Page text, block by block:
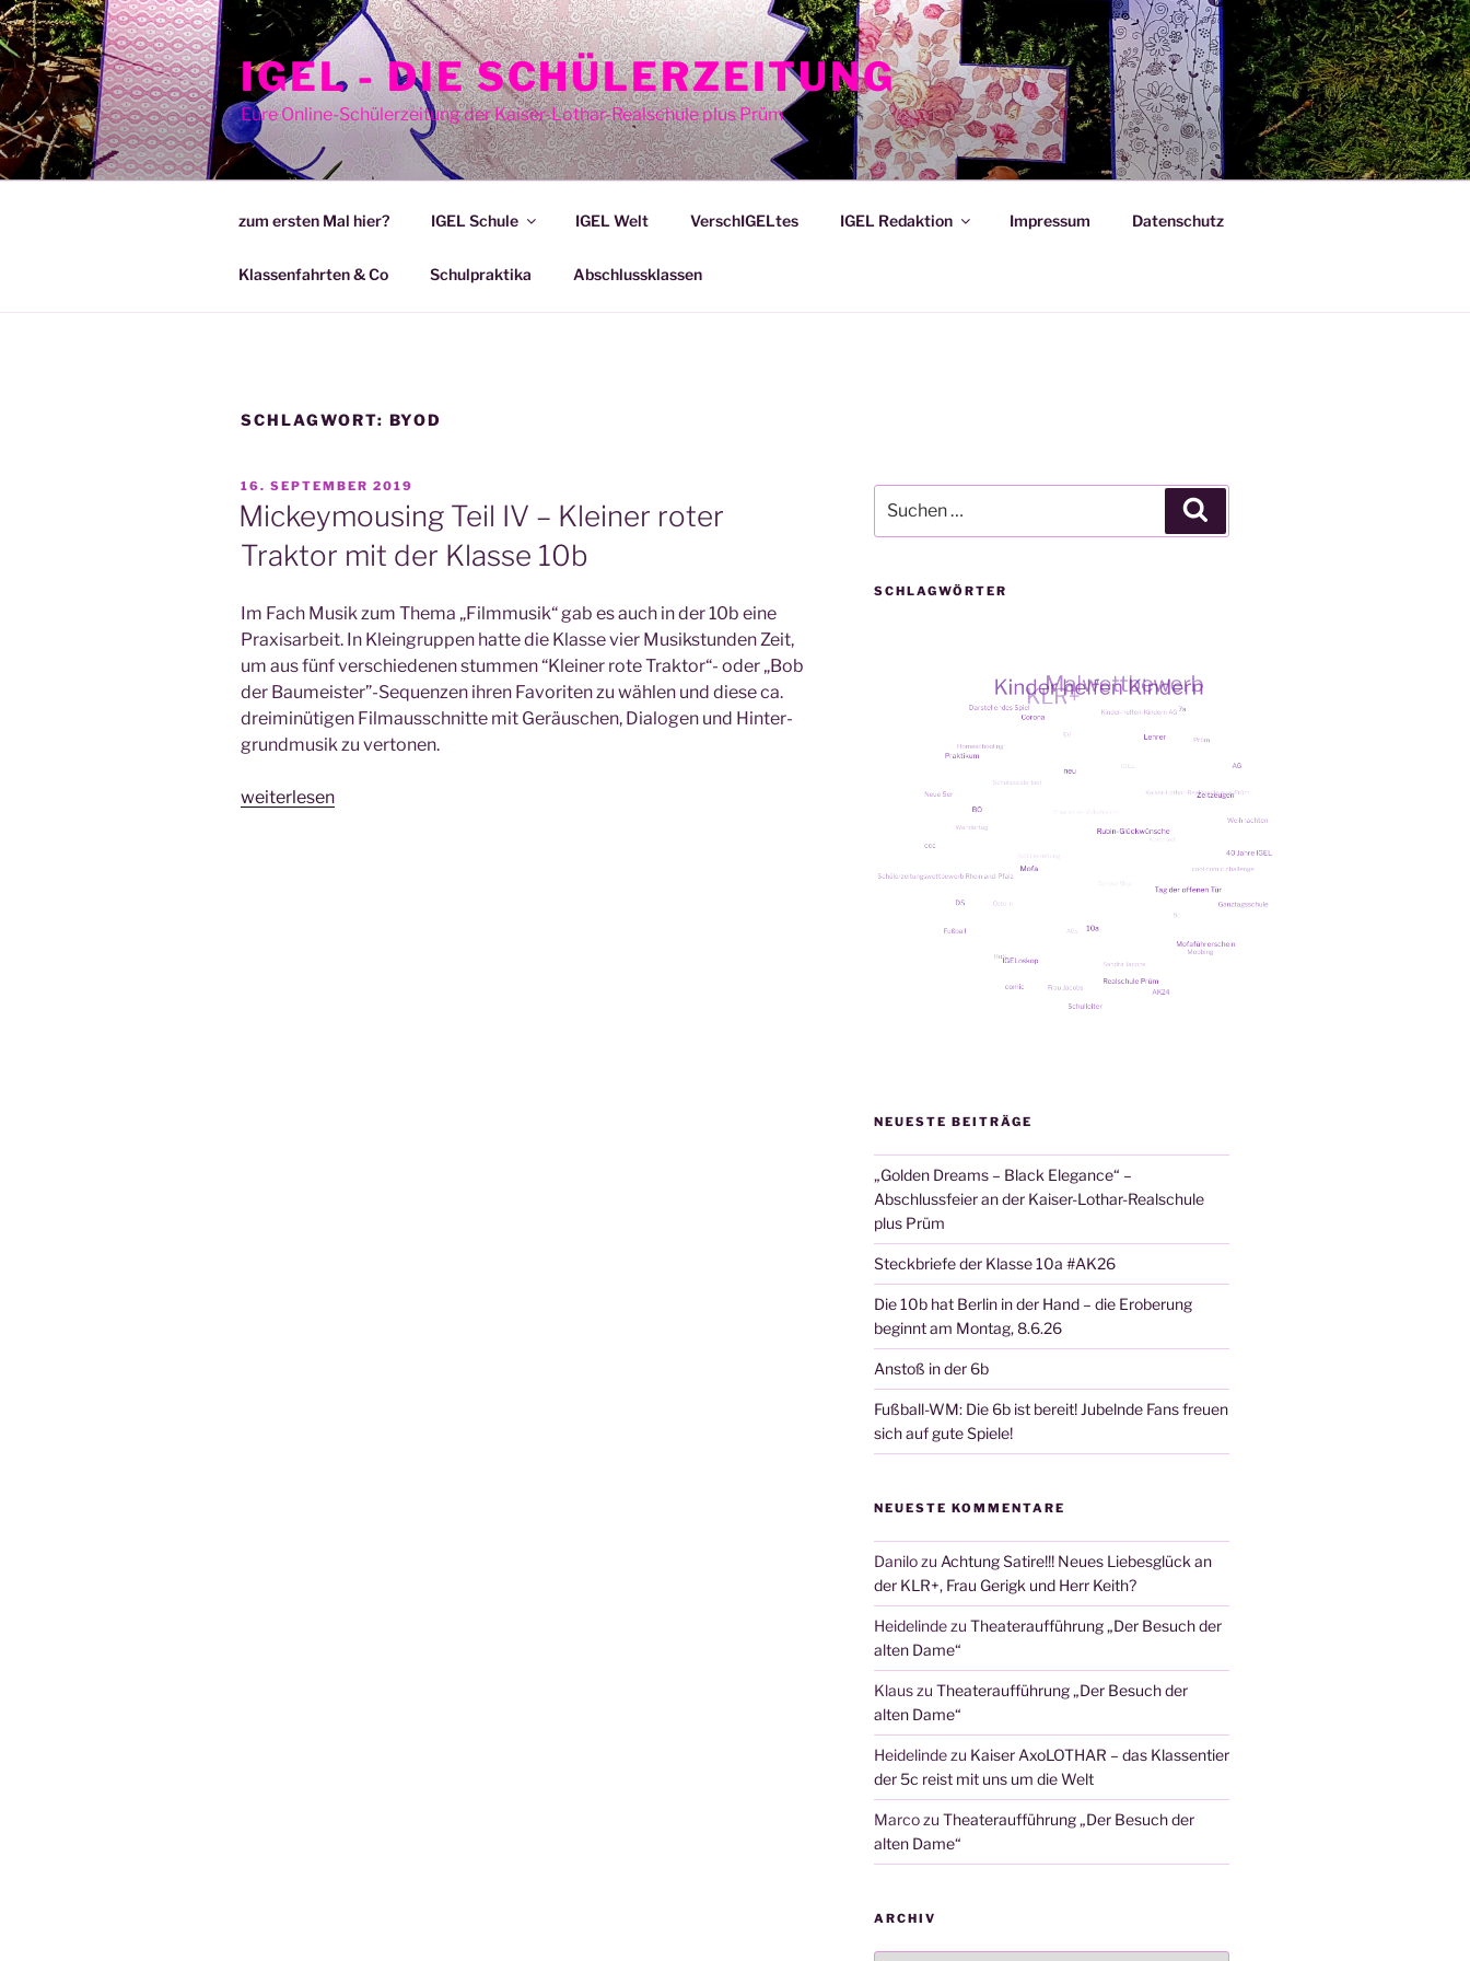
Zum
Inhalt
springen
IGEL - DIE SCHÜLERZEITUNG
Eure Online-Schülerzeitung der Kaiser-Lothar-Realschule plus Prüm
zum ersten Mal hier? IGEL Schule IGEL Welt VerschIGELtes IGEL Redaktion Impressum Datenschutz
Klassenfahrten & Co Schulpraktika Abschlussklassen
SCHLAGWORT: BYOD
VERÖFFENTLICHT
AM
16. SEPTEMBER 2019
Mickeymousing Teil IV – Kleiner roter
Traktor mit der Klasse 10b
Im Fach Musik zum The­ma „Film­mu­sik“ gab es auch in der 10b eine
Pra­xis­ar­beit. In Klein­grup­pen hat­te die Klas­se vier Musik­stun­den Zeit,
um aus fünf ver­schie­de­nen stum­men “Klei­ner rote Trak­tor“- oder „Bob
der Baumeister”-Sequenzen ihren Favo­ri­ten zu wäh­len und die­se ca.
drei­mi­nü­ti­gen Film­aus­schnit­te mit Geräu­schen, Dia­lo­gen und Hin­ter­
grund­mu­sik zu vertonen.
„Mickey­
weiterlesen
nach:
SCHLAGWÖRTER
NEUESTE BEITRÄGE
„Golden Dreams – Black Elegance“ –
Abschlussfeier an der Kaiser-Lothar-Realschule
plus Prüm
Steckbriefe der Klasse 10a #AK26
Die 10b hat Berlin in der Hand – die Eroberung
beginnt am Montag, 8.6.26
Anstoß in der 6b
Fußball-WM: Die 6b ist bereit! Jubelnde Fans freuen
sich auf gute Spiele!
NEUESTE KOMMENTARE
Danilozu Achtung Satire!!! Neues Liebesglück an
der KLR+, Frau Gerigk und Herr Keith?
Heidelindezu Theateraufführung „Der Besuch der
alten Dame“
Klauszu Theateraufführung „Der Besuch der
alten Dame“
Heidelindezu Kaiser AxoLOTHAR – das Klassentier
der 5c reist mit uns um die Welt
Marcozu Theateraufführung „Der Besuch der
alten Dame“
ARCHIV